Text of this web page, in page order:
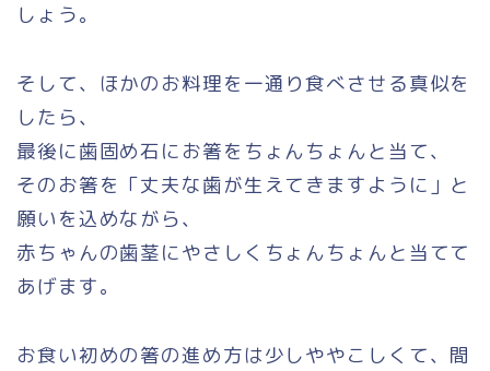
しょう。
そして、ほかのお料理を一通り食べさせる真似を
したら、
最後に歯固め石にお箸をちょんちょんと当て、
そのお箸を「丈夫な歯が生えてきますように」と
願いを込めながら、
赤ちゃんの歯茎にやさしくちょんちょんと当てて
あげます。
お食い初めの箸の進め方は少しややこしくて、間